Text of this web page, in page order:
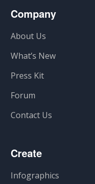
Company
About Us
What’s New
Press Kit
Forum
Contact Us
Create
Infographics